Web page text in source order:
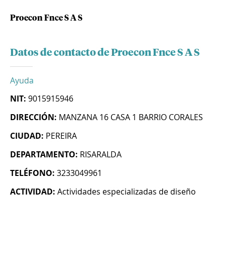
Proecon Fnce S A S
Datos de contacto de Proecon Fnce S A S
Ayuda
NIT: 9015915946
DIRECCIÓN: MANZANA 16 CASA 1 BARRIO CORALES
CIUDAD: PEREIRA
DEPARTAMENTO: RISARALDA
TELÉFONO: 3233049961
ACTIVIDAD: Actividades especializadas de diseño